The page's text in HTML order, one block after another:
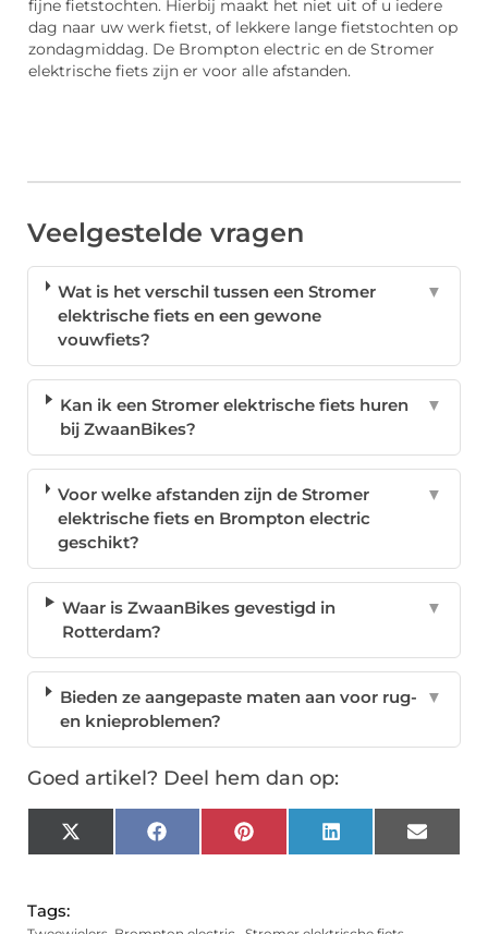
fijne fietstochten. Hierbij maakt het niet uit of u iedere
dag naar uw werk fietst, of lekkere lange fietstochten op
zondagmiddag. De Brompton electric en de Stromer
elektrische fiets zijn er voor alle afstanden.
Veelgestelde vragen
Wat is het verschil tussen een Stromer
elektrische fiets en een gewone
vouwfiets?
▼
Kan ik een Stromer elektrische fiets huren
bij ZwaanBikes?
▼
Voor welke afstanden zijn de Stromer
elektrische fiets en Brompton electric
geschikt?
▼
Waar is ZwaanBikes gevestigd in
Rotterdam?
▼
Bieden ze aangepaste maten aan voor rug-
en knieproblemen?
▼
Goed artikel? Deel hem dan op:
X
(Twitter)
FacebookPinterest LinkedIn Email
Tags: